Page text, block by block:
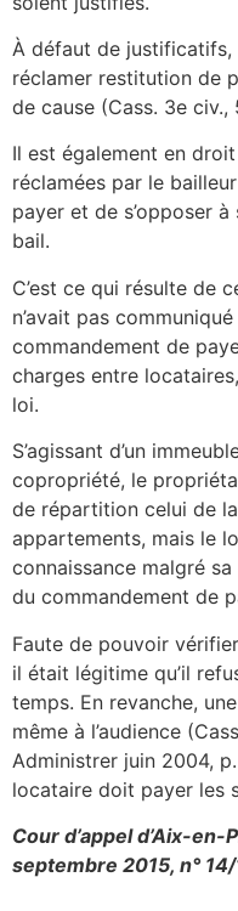
À défaut de
réclamer restitution de
de cause (Cass. 3e civ.,
Il est également en
réclamées par le
payer et de s’opposer
bail.
C’est ce qui résulte de
n’avait pas
commandement de
charges entre
loi.
S’agissant d’un
copropriété, le
de répartition celui de
appartements, mais le
connaissance malgré
du commandement de
Faute de pouvoir
il était légitime qu’il
temps. En revanche,
même à l’audience
Administrer juin 2004,
locataire doit payer les
Cour d’appel d’Aix-en-
septembre 2015, n°